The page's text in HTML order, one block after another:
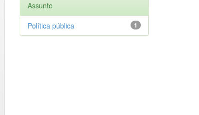
Assunto
1
Política pública